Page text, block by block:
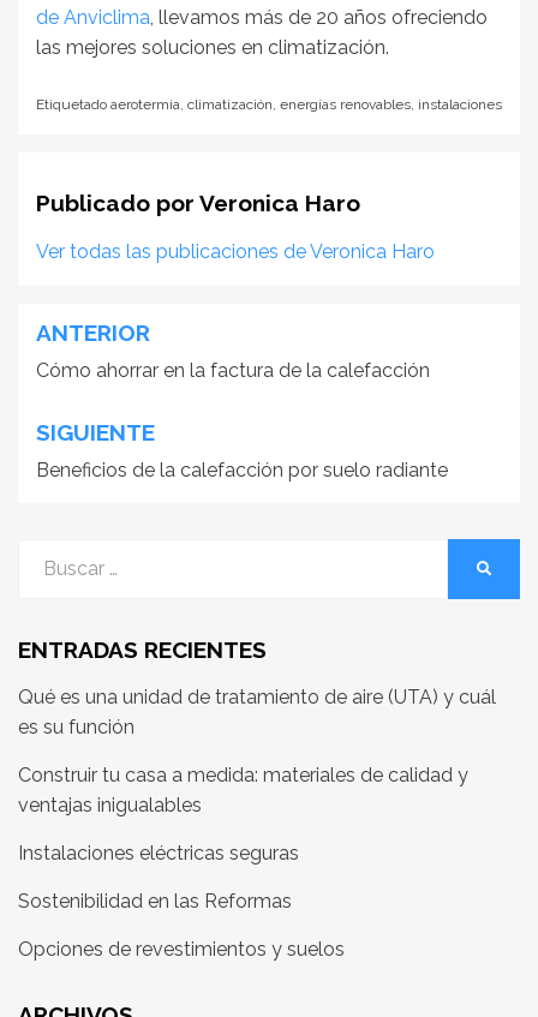
de Anviclima , llevamos más de 20 años ofreciendo
las mejores soluciones en climatización.
Etiquetado aerotermia climatización energías renovables instalaciones
Publicado por Veronica Haro
Ver todas las publicaciones de Veronica Haro
Navegación
de
entradas
ANTERIOR
Cómo ahorrar en la factura de la calefacción
SIGUIENTE
Beneficios de la calefacción por suelo radiante
por:
ENTRADAS RECIENTES
Qué es una unidad de tratamiento de aire (UTA) y cuál
es su función
Construir tu casa a medida: materiales de calidad y
ventajas inigualables
Instalaciones eléctricas seguras
Sostenibilidad en las Reformas
Opciones de revestimientos y suelos